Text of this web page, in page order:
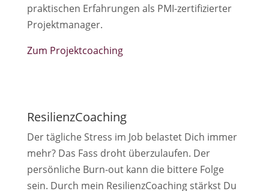
praktischen Erfahrungen als PMI-zertifizierter
Projektmanager.
Zum Projektcoaching
ResilienzCoaching
Der tägliche Stress im Job belastet Dich immer
mehr? Das Fass droht überzulaufen. Der
persönliche Burn-out kann die bittere Folge
sein. Durch mein ResilienzCoaching stärkst Du